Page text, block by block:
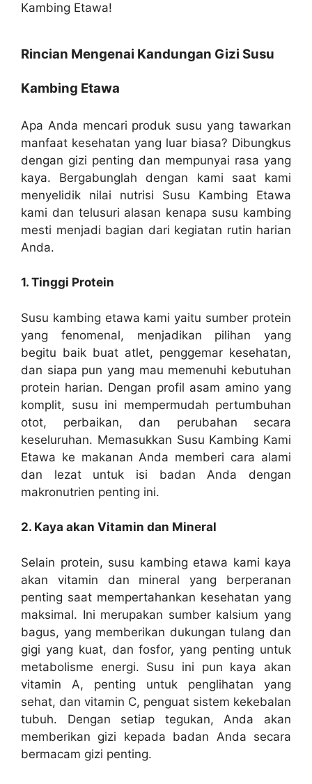
Kambing Etawa!
Rincian Mengenai Kandungan Gizi Susu
Kambing Etawa
Apa Anda mencari produk susu yang tawarkan
manfaat kesehatan yang luar biasa? Dibungkus
dengan gizi penting dan mempunyai rasa yang
kaya. Bergabunglah dengan kami saat kami
menyelidik nilai nutrisi Susu Kambing Etawa
kami dan telusuri alasan kenapa susu kambing
mesti menjadi bagian dari kegiatan rutin harian
Anda.
1. Tinggi Protein
Susu kambing etawa kami yaitu sumber protein
yang fenomenal, menjadikan pilihan yang
begitu baik buat atlet, penggemar kesehatan,
dan siapa pun yang mau memenuhi kebutuhan
protein harian. Dengan profil asam amino yang
komplit, susu ini mempermudah pertumbuhan
otot, perbaikan, dan perubahan secara
keseluruhan. Memasukkan Susu Kambing Kami
Etawa ke makanan Anda memberi cara alami
dan lezat untuk isi badan Anda dengan
makronutrien penting ini.
2. Kaya akan Vitamin dan Mineral
Selain protein, susu kambing etawa kami kaya
akan vitamin dan mineral yang berperanan
penting saat mempertahankan kesehatan yang
maksimal. Ini merupakan sumber kalsium yang
bagus, yang memberikan dukungan tulang dan
gigi yang kuat, dan fosfor, yang penting untuk
metabolisme energi. Susu ini pun kaya akan
vitamin A, penting untuk penglihatan yang
sehat, dan vitamin C, penguat sistem kekebalan
tubuh. Dengan setiap tegukan, Anda akan
memberikan gizi kepada badan Anda secara
bermacam gizi penting.